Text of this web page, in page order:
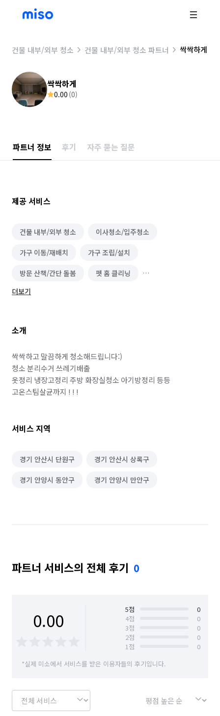
건물 내부/외부 청소 건물 내부/외부 청소 파트너 싹싹하게
싹싹하게
0.00 (0)
파트너 정보 후기 자주 묻는 질문
제공 서비스
건물 내부/외부 청소 이사청소/입주청소
가구 이동/재배치 가구 조립/설치
방문 산책/간단 돌봄 펫 홈 클리닝
위탁 돌봄/펫 호텔
더보기
소개
싹싹하고 말끔하게 청소해드립니다:)
청소 분리수거 쓰레기배출
옷정리 냉장고정리 주방 화장실청소 아기방정리 등등
서비스 지역
경기 안산시 단원구 경기 안산시 상록구
경기 안양시 동안구 경기 안양시 만안구
파트너 서비스의 전체 후기 0
0.00 5점
0
4점
0
3점
0
2점
0
1점
0
*실제 미소에서 서비스를 받은 이용자들의 후기입니다.